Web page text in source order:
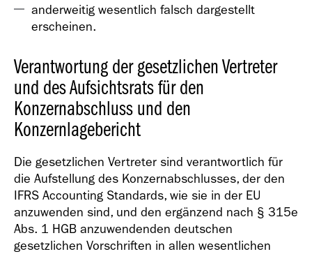
anderweitig wesentlich falsch dargestellt
erscheinen.
Verantwortung der gesetzlichen Vertreter
und des Aufsichtsrats für den
Konzernabschluss und den
Konzernlagebericht
Die gesetzlichen Vertreter sind verantwortlich für
die Aufstellung des Konzernabschlusses, der den
IFRS Accounting Standards, wie sie in der EU
anzuwenden sind, und den ergänzend nach § 315e
Abs. 1 HGB anzuwendenden deutschen
gesetzlichen Vorschriften in allen wesentlichen